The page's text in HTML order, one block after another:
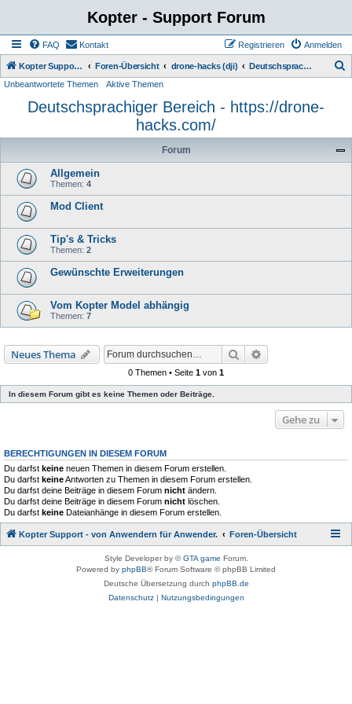
Kopter - Support Forum
FAQ Kontakt Anmelden
Registrieren
Kopter Support - von Anwendern für Anwender. Foren-Übersicht drone-hacks (dji) Deutschsprachiger Bereich - https://drone-hacks.com/
e
Unbeantwortete Themen Aktive Themen
Deutschsprachiger Bereich - https://drone-
hacks.com/
Forum
Allgemein
Themen: 4
Mod Client
Tip's & Tricks
Themen: 2
Gewünschte Erweiterungen
Vom Kopter Model abhängig
Themen: 7
Neues Thema Suche
0 Themen • Seite 1 von 1
In diesem Forum gibt es keine Themen oder Beiträge.
Gehe zu
BERECHTIGUNGEN IN DIESEM FORUM
Du darfst keine neuen Themen in diesem Forum erstellen.
Du darfst keineAntworten zu Themen in diesem Forum erstellen.
Du darfst deine Beiträge in diesem Forum nicht ändern.
Du darfst deine Beiträge in diesem Forum nicht löschen.
Du darfst keine Dateianhänge in diesem Forum erstellen.
Kopter Support - von Anwendern für Anwender. Foren-Übersicht
Style Developer by ©GTA game Forum.
Powered by phpBB® Forum Software © phpBB Limited
Deutsche Übersetzung durch phpBB.de
Datenschutz| Nutzungsbedingungen